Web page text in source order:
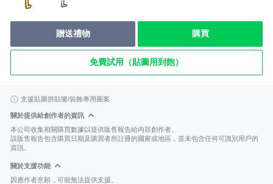
贈送禮物 購買
免費試用（貼圖用到飽）
支援貼圖拼貼樂/裝飾專用圖案
關於提供給創作者的資訊
本公司收集相關購買數據以提供販售報告給內容創作者。
該販售報告包含購買日期及購買者所註冊的國家或地區，並未包含任何可識別用戶的
資訊。
關於支援功能
因應作者意願，可能無法提供支援。